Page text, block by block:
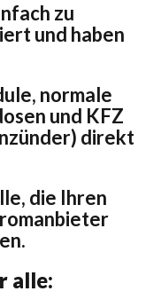
zu
und haben
normale
und KFZ
direkt
die Ihren
alle: